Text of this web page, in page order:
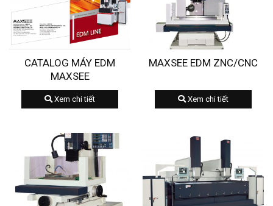
CATALOG MÁY EDM
MAXSEE
Xem chi tiết
MAXSEE EDM ZNC/CNC
Xem chi tiết